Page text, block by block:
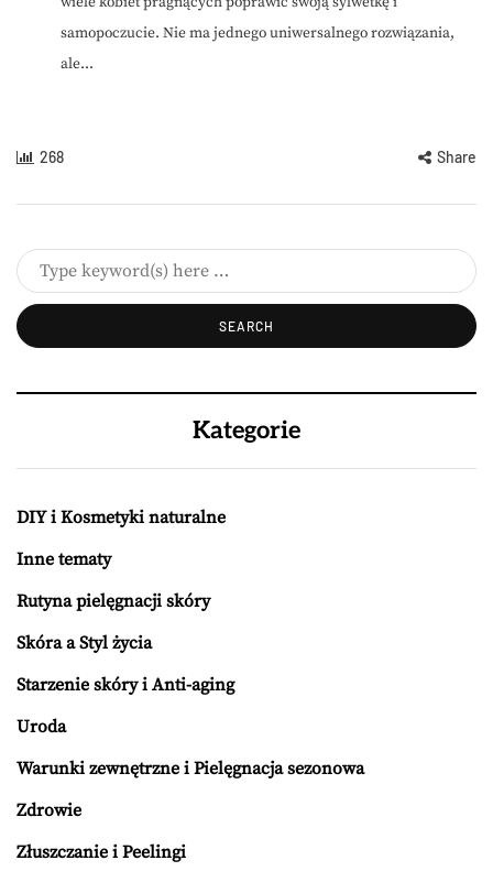
samopoczucie. Nie ma jednego uniwersalnego rozwiązania,
ale...
268 Share
Kategorie
DIY i Kosmetyki naturalne
Inne tematy
Rutyna pielęgnacji skóry
Skóra a Styl życia
Starzenie skóry i Anti-aging
Uroda
Warunki zewnętrzne i Pielęgnacja sezonowa
Zdrowie
Złuszczanie i Peelingi